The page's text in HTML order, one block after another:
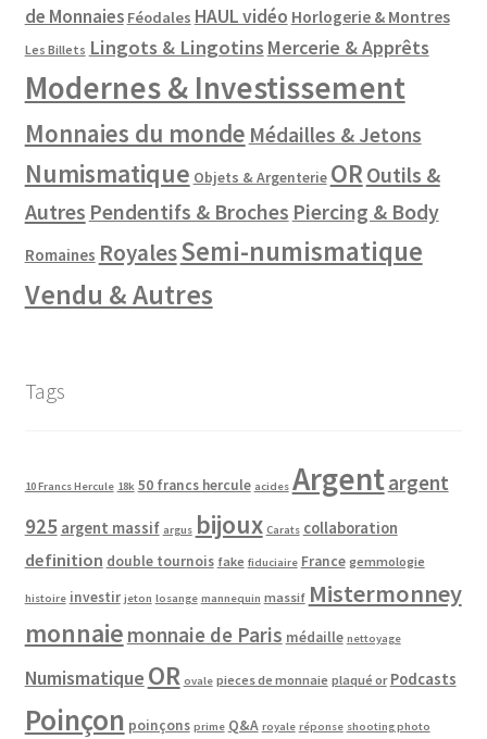
de Monnaies Féodales HAUL vidéo Horlogerie & Montres
Les Billets Lingots & Lingotins Mercerie & Apprêts
Modernes & Investissement
Monnaies du monde Médailles & Jetons
Numismatique Objets & Argenterie OR Outils &
Autres Pendentifs & Broches Piercing & Body
Romaines RoyalesSemi-numismatique
Vendu & Autres
Tags
10 Francs Hercule 18k 50 francs hercule acides Argentargent
925 argent massif argus bijoux Carats collaboration
definition double tournois fake fiduciaire France gemmologie
histoire investir jeton losange mannequin massif Mistermonney
monnaie monnaie de Paris médaille nettoyage
Numismatique OR ovale pieces de monnaie plaqué or Podcasts
Poinçon poinçons prime Q&A royale réponse shooting photo